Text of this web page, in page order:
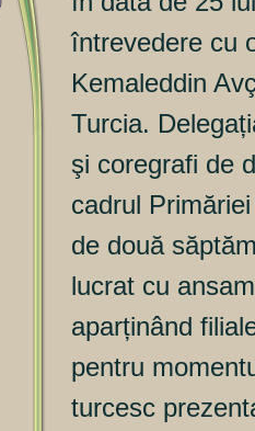
întrevedere cu
Kemaleddin
Turcia.
şi coregrafi de
cadrul
de două
lucrat cu
aparținând
pentru
turcesc